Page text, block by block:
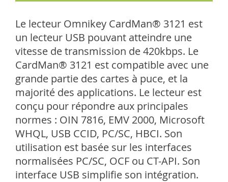
Le lecteur Omnikey CardMan® 3121 est
un lecteur USB pouvant atteindre une
vitesse de transmission de 420kbps. Le
CardMan® 3121 est compatible avec une
grande partie des cartes à puce, et la
majorité des applications. Le lecteur est
conçu pour répondre aux principales
normes : OIN 7816, EMV 2000, Microsoft
WHQL, USB CCID, PC/SC, HBCI. Son
utilisation est basée sur les interfaces
normalisées PC/SC, OCF ou CT-API. Son
interface USB simplifie son intégration.